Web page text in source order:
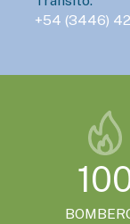
Mundial de
EVENTOS
VIERNES
+54 (3446)